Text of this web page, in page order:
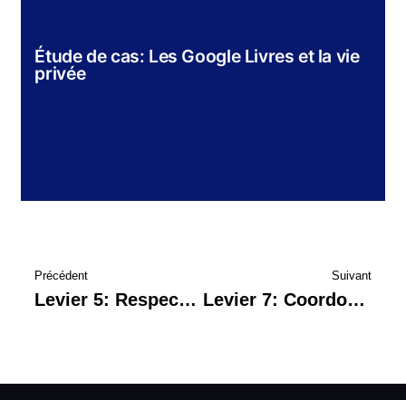
Étude de cas: Les Google Livres et la vie
privée
Précédent
Levier 5: Respecter et remercier les collaborateurs
Suivant
Levier 7: Coordonner la stratégie de communication